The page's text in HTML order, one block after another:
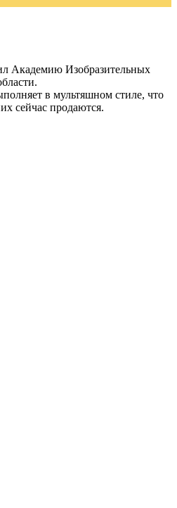
Академию Изобразительных
в мультяшном стиле, что
сейчас продаются.